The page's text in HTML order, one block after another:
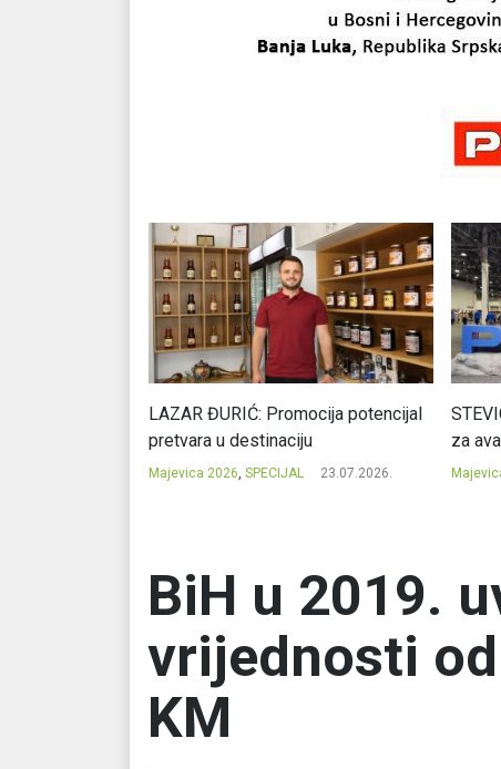
LAZAR ĐURIĆ: Promocija potencijal
pretvara u destinaciju
Majevica 2026, SPECIJAL 23.07.2026.
za
BiH u 2019.
vrijednosti
KM